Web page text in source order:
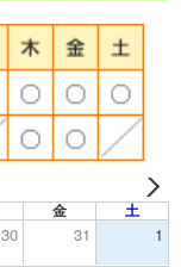
金 土
30 31 1